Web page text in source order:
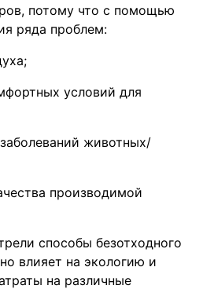
потому что с помощью
ряда проблем:
условий для
животных/
производимой
способы безотходного
влияет на экологию и
на различные